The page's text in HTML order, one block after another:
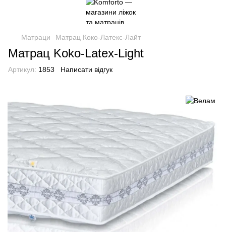
Матраци Матрац Коко-Латекс-Лайт
Матрац Koko-Latex-Light
Артикул: 1853 Написати відгук